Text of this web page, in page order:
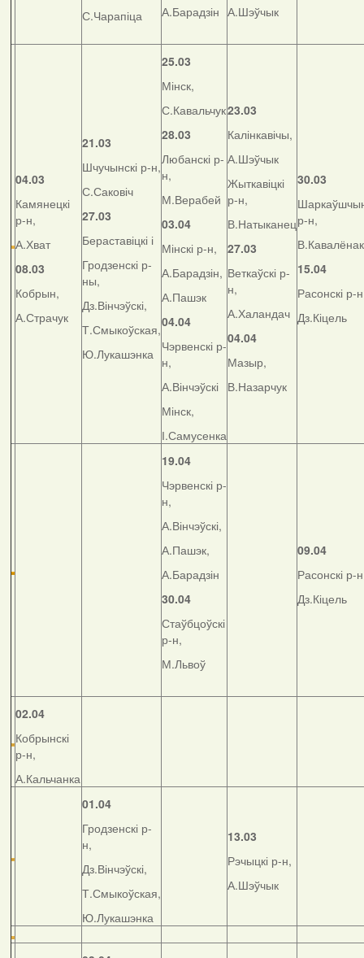
С.Чарапіца
А.Барадзін А.Шэўчык
04.03
Камянецкі
р-н,
А.Хват
08.03
Кобрын,
А.Страчук
21.03
Шчучынскі р-н,
С.Саковіч
27.03
Бераставіцкі і
Гродзенскі р-
ны,
Дз.Вінчэўскі,
Т.Смыкоўская,
Ю.Лукашэнка
25.03
Мінск,
С.Кавальчук
28.03
Любанскі р-
н,
М.Верабей
03.04
Мінскі р-н,
А.Барадзін,
А.Пашэк
04.04
Чэрвенскі р-
н,
А.Вінчэўскі
Мінск,
І.Самусенка
23.03
Калінкавічы,
А.Шэўчык
Жыткавіцкі
р-н,
В.Натыканец
27.03
Веткаўскі р-
н,
А.Халандач
04.04
Мазыр,
В.Назарчук
30.03
р-н,
В.Кавалёнак
15.04
Расонскі р-
Дз.Кіцель
19.04
Чэрвенскі р-
н,
А.Вінчэўскі,
А.Пашэк,
А.Барадзін
30.04
Стаўбцоўскі
р-н,
М.Львоў
09.04
Расонскі р-
Дз.Кіцель
02.04
Кобрынскі
р-н,
А.Кальчанка
01.04
Гродзенскі р-
н,
Дз.Вінчэўскі,
Т.Смыкоўская,
Ю.Лукашэнка
13.03
Рэчыцкі р-н,
А.Шэўчык